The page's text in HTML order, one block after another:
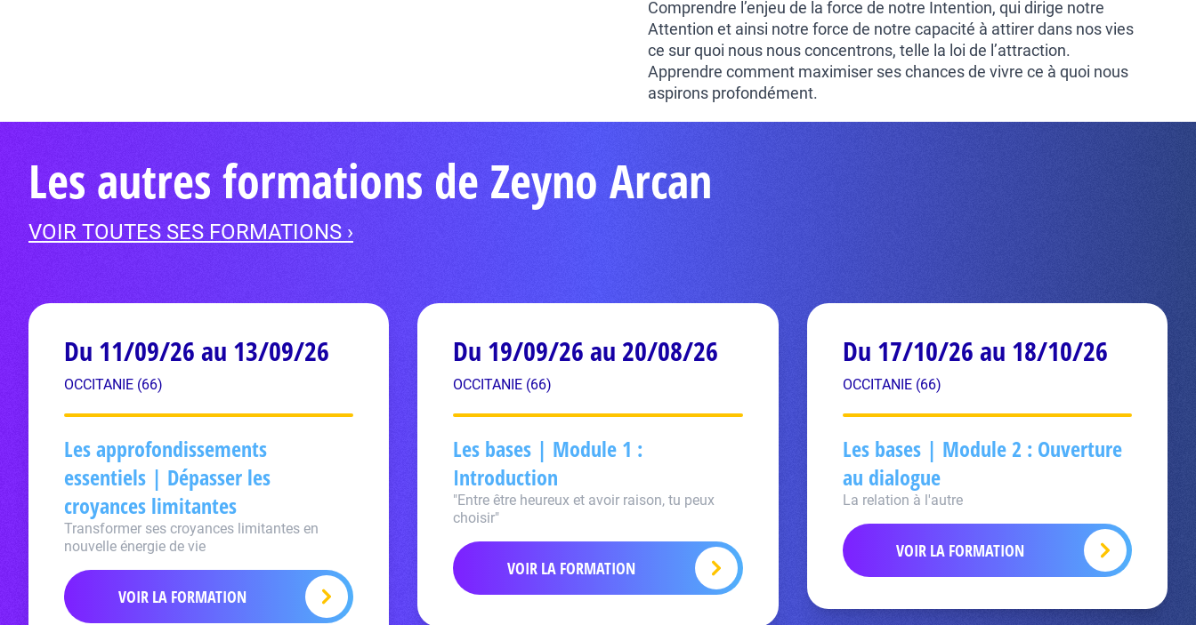
Comprendre l’enjeu de la force de notre Intention, qui dirige notre
Attention et ainsi notre force de notre capacité à attirer dans nos vies
ce sur quoi nous nous concentrons, telle la loi de l’attraction.
Apprendre comment maximiser ses chances de vivre ce à quoi nous
aspirons profondément.
Les autres formations de Zeyno Arcan
VOIR TOUTES SES FORMATIONS ›
Du 11/09/26 au 13/09/26
OCCITANIE (66)
Les approfondissements
essentiels | Dépasser les
croyances limitantes
Transformer ses croyances limitantes en
nouvelle énergie de vie
VOIR LA FORMATION
Du 19/09/26 au 20/08/26
OCCITANIE (66)
Les bases | Module 1 :
Introduction
"Entre être heureux et avoir raison, tu peux
choisir"
VOIR LA FORMATION
Du 17/10/26 au 18/10/26
OCCITANIE (66)
Les bases | Module 2 : Ouverture
au dialogue
La relation à l'autre
VOIR LA FORMATION